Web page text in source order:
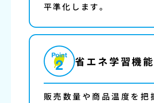
平準化します。
省エネ学習機能
販売数量や商品温度を把